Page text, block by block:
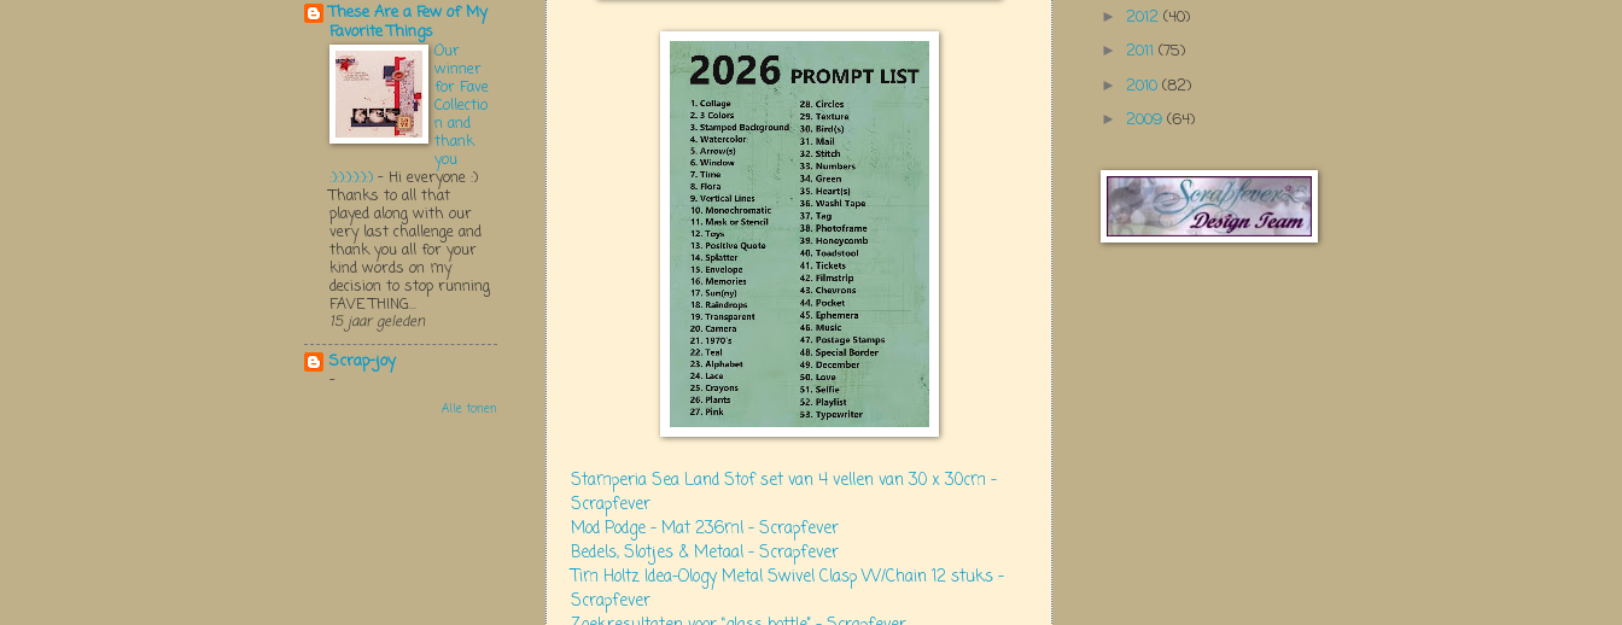
Stamperia Sea Land Stof set van 4 vellen van 30 x 30cm –
Scrapfever
Mod Podge – Mat 236ml – Scrapfever
Bedels, Slotjes & Metaal – Scrapfever
Tim Holtz Idea-Ology Metal Swivel Clasp W/Chain 12 stuks –
Scrapfever
These Are a Few of My
Favorite Things
Our
winner
for Fave
Collectio
n and
thank
you
:):):):):):) - Hi everyone :)
Thanks to all that
played along with our
very last challenge and
thank you all for your
kind words on my
decision to stop running
FAVE THING...
15 jaar geleden
Scrap-joy
-
Alle tonen
► 2012 (40)
► 2011 (75)
► 2010 (82)
► 2009 (64)